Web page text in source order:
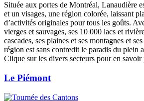
Située aux portes de Montréal, Lanaudière
et un visages, une région colorée, laissant
d’activités originales pour tous les goûts.
vierges et sauvages, ses 10 000 lacs et
cascades, ses plaines et ses montagnes et
région est sans contredit le paradis du plein
Clique sur les divers secteurs pour en
Le Piémont